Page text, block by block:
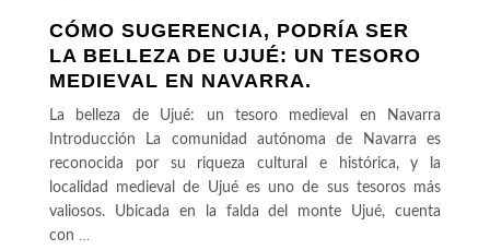
CÓMO SUGERENCIA, PODRÍA SER
LA BELLEZA DE UJUÉ: UN TESORO
MEDIEVAL EN NAVARRA.
La belleza de Ujué: un tesoro medieval en Navarra
Introducción La comunidad autónoma de Navarra es
reconocida por su riqueza cultural e histórica, y la
localidad medieval de Ujué es uno de sus tesoros más
valiosos. Ubicada en la falda del monte Ujué, cuenta
con …